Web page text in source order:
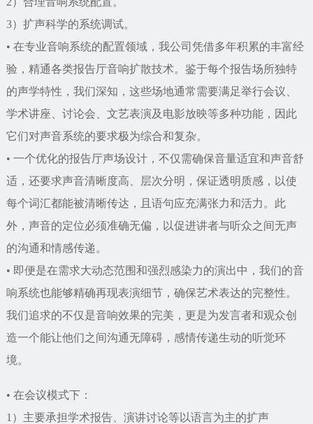
3）扩声科学的系统调试。
• 在专业音响系统的配置领域，我公司凭借多年积累的丰富经
验，精通各类报告厅音响扩散技术。鉴于每个报告场所独特
的声学特性，我们深知，这些场地通常需要满足举行会议、
学术讲座、讨论会、文艺表演及电影放映等多种功能，因此
它们对声音系统的要求极为综合和复杂。
• 一个优化的报告厅声场设计，不仅需确保音量适宜和声音舒
适，还要求声音清晰度高、层次分明，保证透明质感，以使
每个词汇都能被清晰传达，且语句应充满张力和活力。此
外，声音的定位必须准确无偏，以促进讲者与听众之间无声
的沟通和情感传递。
• 即便是在需求大动态范围和强烈感染力的演出中，我们的音
响系统也能够精确再现表演细节，确保艺术表达的完整性。
我们追求的不仅是音响效果的完美，更是为发言者和观众创
造一个能让他们之间沟通无障碍，感情传递生动的听觉环
境。
• 在会议模式下：
1）主要承担学术报告、演讲讨论等以语言为主的扩声